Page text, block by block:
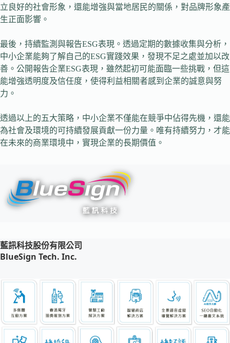
立良好的社會形象，還能增強與當地居民的關係，對品牌形象產
生正面影響。
最後，持續監測與報告ESG表現。透過定期的數據收集與分析，
中小企業能夠了解自己的ESG實踐效果，發現不足之處並加以改
善。公開報告企業ESG表現，雖然起初可能面臨一些挑戰，但這
能增強透明度及信任度，使得利益相關者感到企業的誠意與努
力。
透過以上的五大策略，中小企業不僅能在競爭中佔得先機，還能
為社會及環境的可持續發展貢獻一份力量。唯有持續努力，才能
在未來的商業環境中，實現企業的長期價值。
藍訊科技股份有限公司
BlueSign Tech. Inc.